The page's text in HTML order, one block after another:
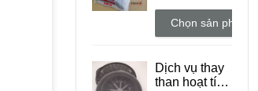
tặng thêm 2
túi)
Chọn sản phẩm
Dịch vụ thay
than hoạt tính